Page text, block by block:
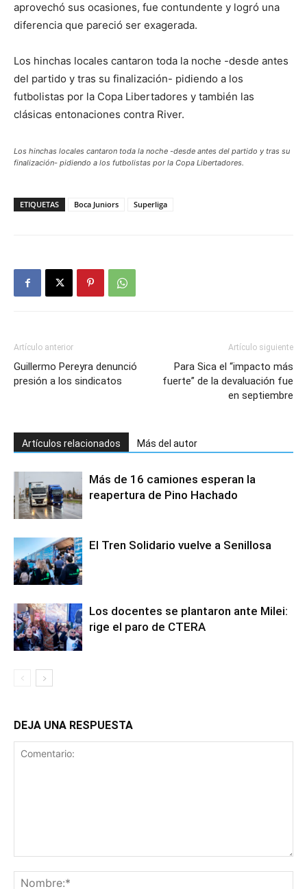
aprovechó sus ocasiones, fue contundente y logró una
diferencia que pareció ser exagerada.
Los hinchas locales cantaron toda la noche -desde antes
del partido y tras su finalización- pidiendo a los
futbolistas por la Copa Libertadores y también las
clásicas entonaciones contra River.
Los hinchas locales cantaron toda la noche -desde antes del partido y tras su
finalización- pidiendo a los futbolistas por la Copa Libertadores.
ETIQUETAS Boca Juniors Superliga
Artículo anterior
Guillermo Pereyra denunció
presión a los sindicatos
Artículo siguiente
Para Sica el “impacto más
fuerte” de la devaluación fue
en septiembre
Artículos relacionados Más del autor
Más de 16 camiones esperan la
reapertura de Pino Hachado
El Tren Solidario vuelve a Senillosa
Los docentes se plantaron ante Milei:
rige el paro de CTERA
DEJA UNA RESPUESTA